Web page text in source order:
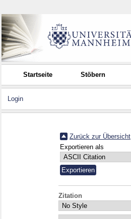
Startseite Stöbern
Login
Zurück zur Übersicht
Exportieren als
Zitation